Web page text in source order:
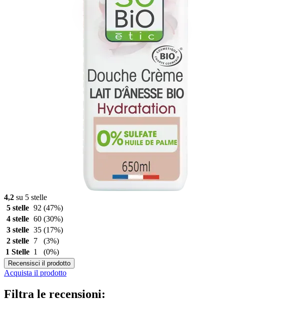
4,2 su 5 stelle
5 stelle 92 (47%)
4 stelle 60 (30%)
3 stelle 35 (17%)
2 stelle
7
(3%)
1 Stelle 1 (0%)
Recensisci il prodotto
Acquista il prodotto
Filtra le recensioni: